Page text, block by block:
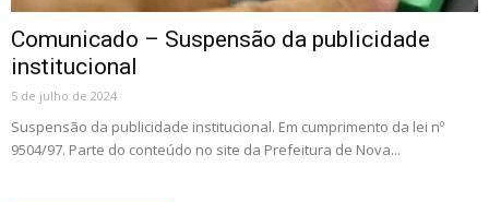
Comunicado – Suspensão da publicidade
institucional
5 de julho de 2024
Suspensão da publicidade institucional. Em cumprimento da lei nº
9504/97. Parte do conteúdo no site da Prefeitura de Nova...